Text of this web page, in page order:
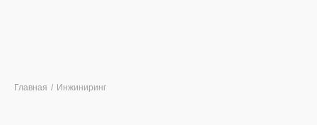
Главная / Инжиниринг